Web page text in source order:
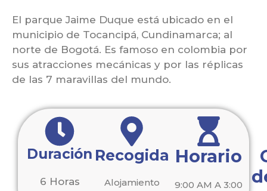
El parque Jaime Duque está ubicado en el
municipio de Tocancipá, Cundinamarca; al
norte de Bogotá. Es famoso en colombia por
sus atracciones mecánicas y por las réplicas
de las 7 maravillas del mundo.
Duración
6 Horas
Recogida
Alojamiento
Horario
9:00 AM A 3:00